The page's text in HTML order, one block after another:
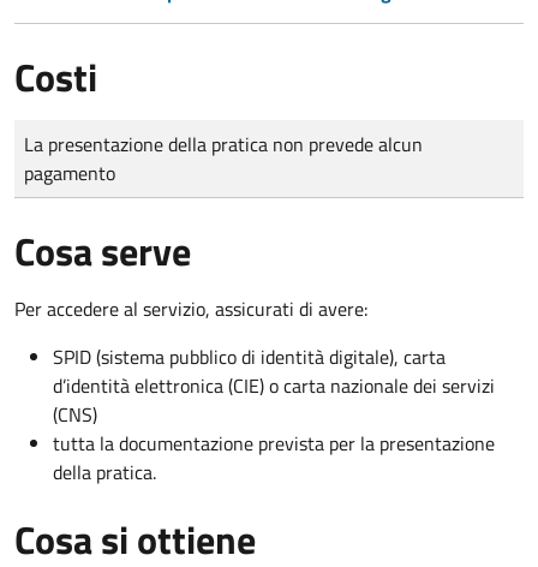
Costi
Tipo di pagamento
Importo
La presentazione della pratica non prevede alcun
pagamento
Cosa serve
Per accedere al servizio, assicurati di avere:
SPID (sistema pubblico di identità digitale), carta
d’identità elettronica (CIE) o carta nazionale dei servizi
(CNS)
tutta la documentazione prevista per la presentazione
della pratica.
Cosa si ottiene